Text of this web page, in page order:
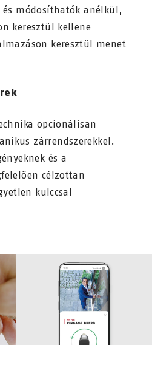
módosíthatók anélkül,
keresztül kellene
keresztül menet
opcionálisan
zárrendszerekkel.
és a
célzottan
kulccsal